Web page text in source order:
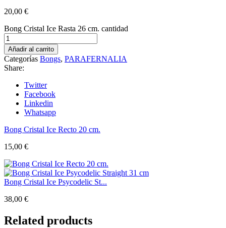
20,00 €
Bong Cristal Ice Rasta 26 cm. cantidad
Añadir al carrito
Categorías Bongs, PARAFERNALIA
Share:
Twitter
Facebook
Linkedin
Whatsapp
Bong Cristal Ice Recto 20 cm.
15,00 €
Bong Cristal Ice Psycodelic St...
38,00 €
Related products